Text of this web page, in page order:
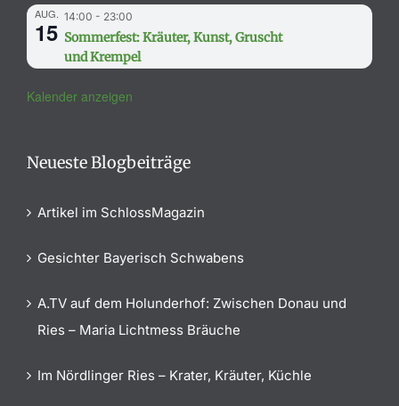
AUG.
15
14:00 - 23:00
Sommerfest: Kräuter, Kunst, Gruscht
und Krempel
Kalender anzeigen
Neueste Blogbeiträge
Artikel im SchlossMagazin
Gesichter Bayerisch Schwabens
A.TV auf dem Holunderhof: Zwischen Donau und
Ries – Maria Lichtmess Bräuche
Im Nördlinger Ries – Krater, Kräuter, Küchle